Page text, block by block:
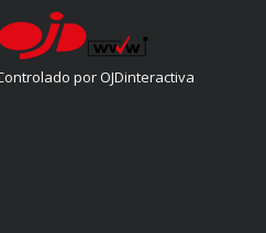
por OJDinteractiva